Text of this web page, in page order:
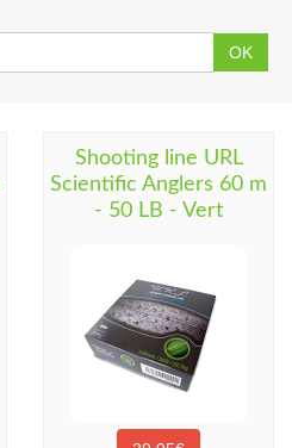
OK
Shooting line URL
Scientific Anglers 60 m
- 50 LB - Vert